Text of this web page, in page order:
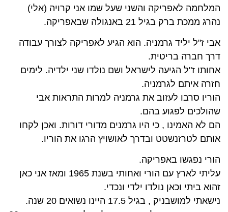
המלחמה לאפריקה והשני שעל שמו אני קרויה (אלי)
נהרג ממכת ברק בגיל 21 באנגולה שבאפריקה.
אבי ז"ל יליד גרמניה. הוא הגיע לאפריקה לצורך עבודה
דרך חברה בריטית.
אחותו ז"ל הגיעה לישראל ושם נולדו שני ילדיה. לימים
חזרה איתם לגרמניה.
הוריו סרבו לעזוב את גרמניה למרות התראות אבי
שהולכים לפגוע בהם.
הם לא האמינו , כי היו גרמנים מדורי דורות. ואכן לקחו
אותם לטרזנשטט ובדרך לאושויץ הרגו את הוריו.
הורי נפגשו באפריקה.
עליתי לארץ עם הורי ואחותי בשנת 1965 ומאז אני כאן
זהוא ביתי וכאן נולדו ילדי ונכדי.
נישאתי למושבניק , בגיל 17.5 היינו נשואים 20 שנה.